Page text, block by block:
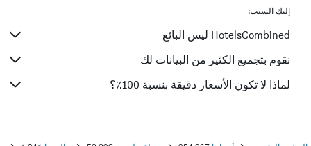
إليك السبب:
HotelsCombined ليس البائع
نقوم بتجميع الكثير من البيانات لك
لماذا لا تكون الأسعار دقيقة بنسبة 100٪؟